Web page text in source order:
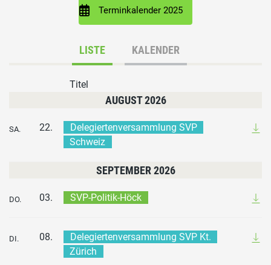
Terminkalender 2025
LISTE KALENDER
Titel
AUGUST 2026
SA. 22.
Delegiertenversammlung SVP
Schweiz
SEPTEMBER 2026
DO. 03. SVP-Politik-Höck
DI. 08.
Delegiertenversammlung SVP Kt.
Zürich